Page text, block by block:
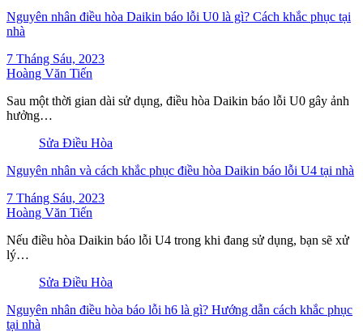
Nguyên nhân điều hòa Daikin báo lỗi U0 là gì? Cách khắc phục tại
nhà
7 Tháng Sáu, 2023
Hoàng Văn Tiến
Sau một thời gian dài sử dụng, điều hòa Daikin báo lỗi U0 gây ảnh
hưởng…
Sửa Điều Hòa
Nguyên nhân và cách khắc phục điều hòa Daikin báo lỗi U4 tại nhà
7 Tháng Sáu, 2023
Hoàng Văn Tiến
Nếu điều hòa Daikin báo lỗi U4 trong khi đang sử dụng, bạn sẽ xử
lý…
Sửa Điều Hòa
Nguyên nhân điều hòa báo lỗi h6 là gì? Hướng dẫn cách khắc phục
tại nhà